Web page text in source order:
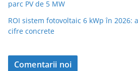
parc PV de 5 MW
ROI sistem fotovoltaic 6 kWp în 2026:
cifre concrete
Comentarii noi